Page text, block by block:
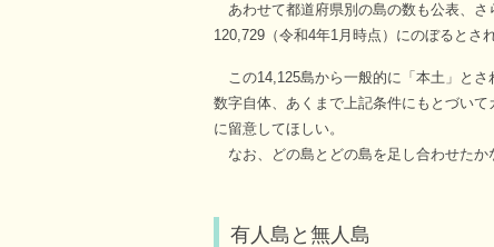
あわせて都道府県別の島の数も公表、さ
120,729（令和4年1月時点）にのぼるとされ
この14,125島から一般的に「本土」とさ
数字自体、あくまで上記条件にもとづい
に留意してほしい。
なお、どの島とどの島を足し合わせたか
有人島と無人島